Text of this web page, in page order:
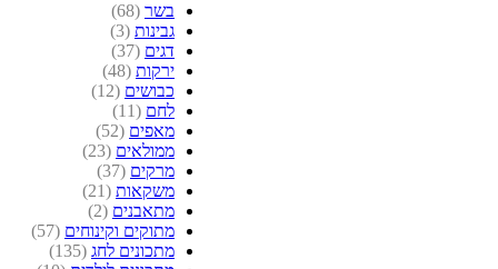
בשר (68)
גבינות (3)
דגים (37)
ירקות (48)
כבושים (12)
לחם (11)
מאפים (52)
ממולאים (23)
מרקים (37)
משקאות (21)
מתאבנים (2)
מתוקים וקינוחים (57)
מתכונים לחג (135)